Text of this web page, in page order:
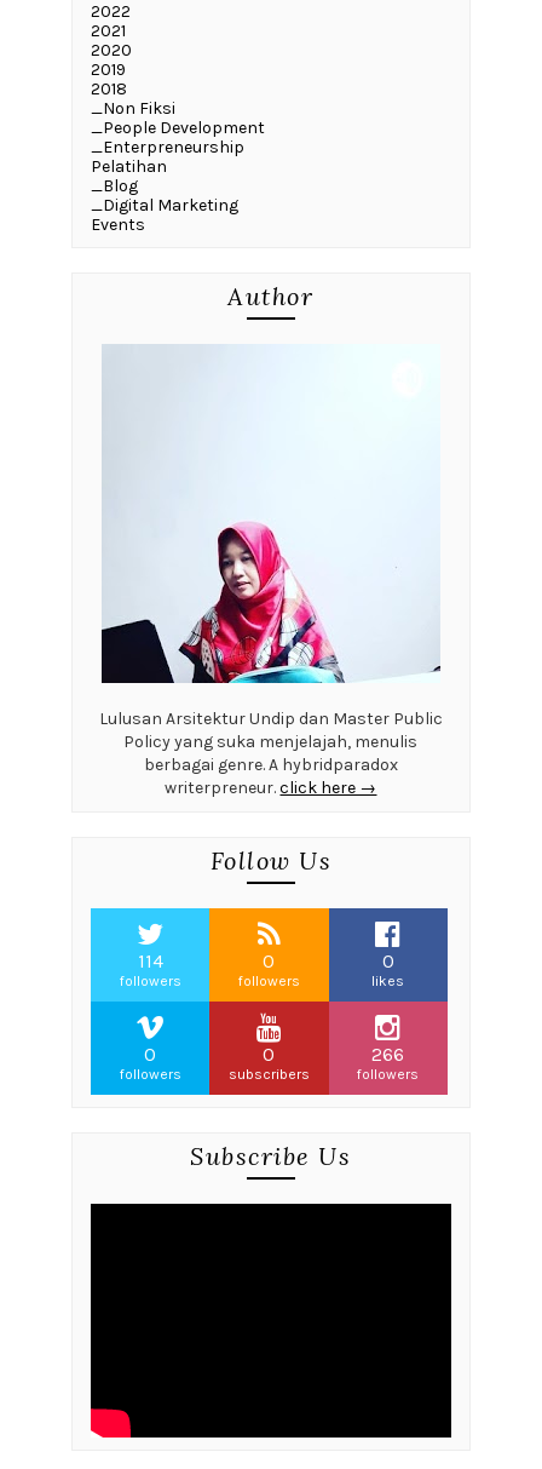
2022
2021
2020
2019
2018
_Non Fiksi
_People Development
_Enterpreneurship
Pelatihan
_Blog
_Digital Marketing
Events
Author
Lulusan Arsitektur Undip dan Master Public
Policy yang suka menjelajah, menulis
berbagai genre. A hybridparadox
writerpreneur.click here →
Follow Us
114
followers
0
followers
0
likes
0
followers
0
subscribers
266
followers
Subscribe Us